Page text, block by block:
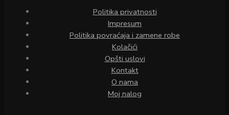
Politika privatnosti
Impresum
Politika povraćaja i zamene robe
Kolačići
Opšti uslovi
Kontakt
O nama
Moj nalog